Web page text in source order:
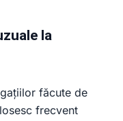
la
făcute de
frecvent